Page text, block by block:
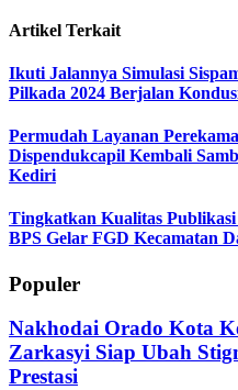
Artikel Terkait
Ikuti Jalannya Simulasi
Pilkada 2024 Berjalan
Permudah Layanan
Dispendukcapil Kembali
Kediri
Tingkatkan Kualitas
BPS Gelar FGD Kecamatan
Populer
Nakhodai Orado Kota
Zarkasyi Siap Ubah
Prestasi